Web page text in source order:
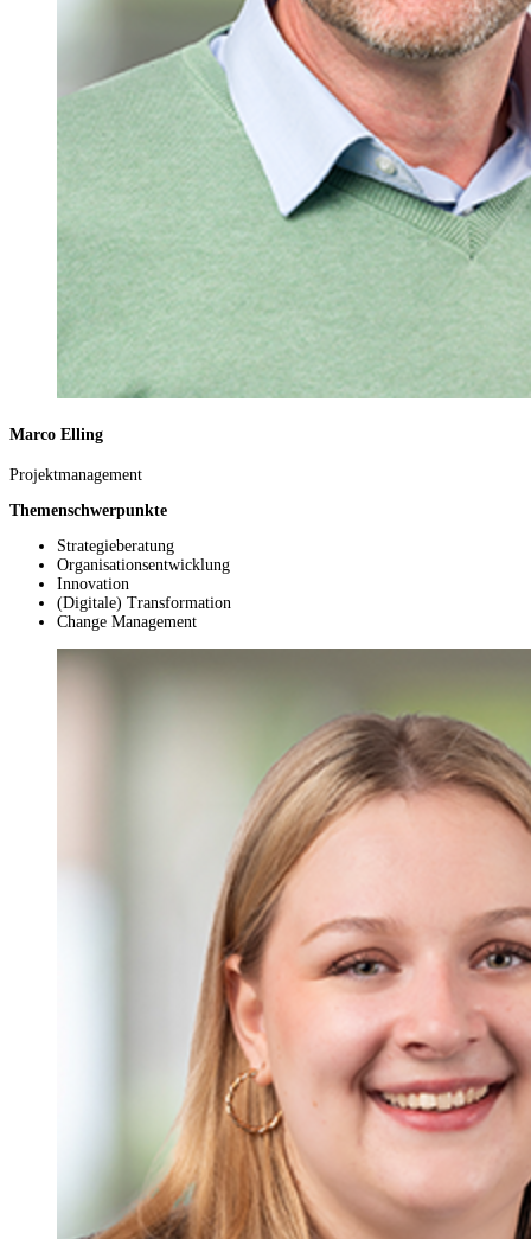
Marco Elling
Projektmanagement
Themenschwerpunkte
Strategieberatung
Organisationsentwicklung
Innovation
(Digitale) Transformation
Change Management